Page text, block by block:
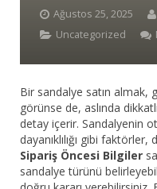
Bar Sandalyesi
Plastik Sandalye
Dış Mekan Sandalyeler
Masalar
Ağustos 25, 2025
Uncategorized
Bir sandalye satın almak,
görünse de, aslında
detay içerir. Sandalyenin
dayanıklılığı gibi
Sipariş Öncesi Bilgiler
sandalye türünü